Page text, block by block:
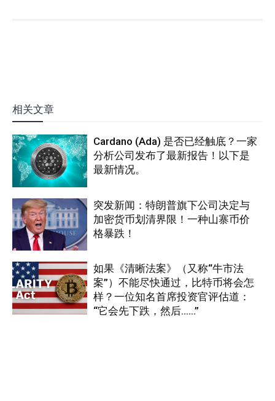
相关文章
Cardano (Ada) 是否已经触底？一家
分析公司发布了最新报告！以下是
最新情况。
突发新闻：特朗普旗下公司决定与
加密货币划清界限！一种山寨币价
格暴跌！
如果《清晰法案》（又称“牛市法
案”）不能尽快通过，比特币将会怎
样？一位知名首席投资官评估道：
“它会先下跌，然后……”